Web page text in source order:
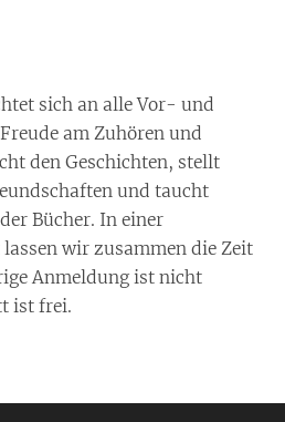
sich an alle Vor- und
am Zuhören und
den Geschichten, stellt
und taucht
Bücher. In einer
wir zusammen die Zeit
Anmeldung ist nicht
ist frei.